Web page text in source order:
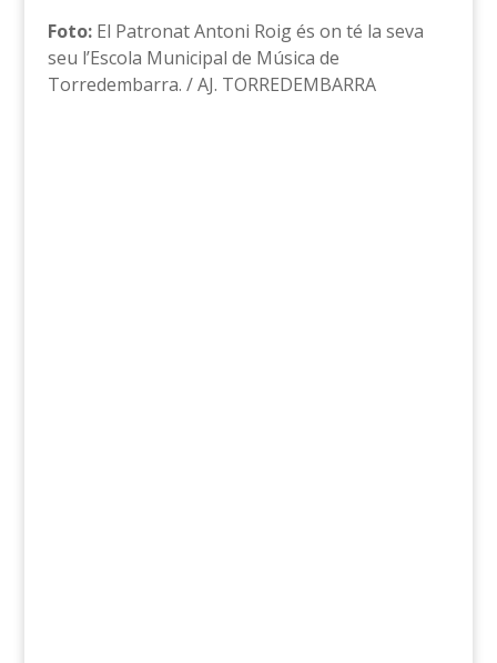
Foto:El Patronat Antoni Roig és on té la seva
seu l’Escola Municipal de Música de
Torredembarra. / AJ. TORREDEMBARRA